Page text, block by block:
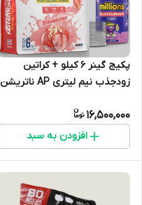
پکیج گینر ۶ کیلو + کراتین
زودجذب نیم لیتری AP ناتریشن
16,500,000
افزودن به سبد